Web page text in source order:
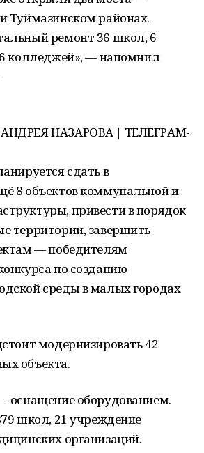
Туймазинском районах.
ремонт 36 школ, 6
6 колледжей», — напомнил
НАЗАРОВА | ТЕЛЕГРАМ-
сдать в
8 объектов коммунальной и
привести в порядок
территории, завершить
— победителям
по созданию
среды в малых городах
модернизировать 42
объекта.
оснащение оборудованием.
школ, 21 учреждение
организаций.